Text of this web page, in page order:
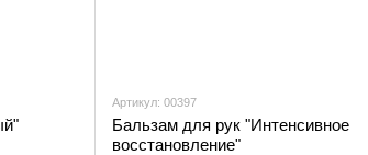
Артикул: 00397
Бальзам для рук "Интенсивное
восстановление"